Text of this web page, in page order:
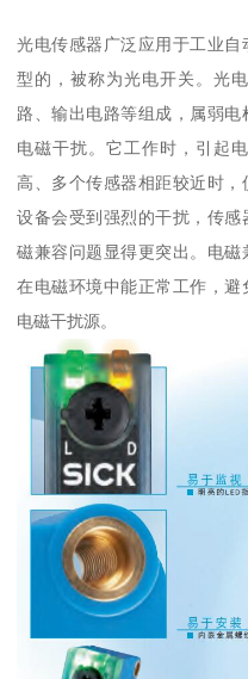
光电传感器广泛应用于工业
型的，被称为光电开关。光
路、输出电路等组成，属弱
电磁干扰。它工作时，引起
高、多个传感器相距较近时
设备会受到强烈的干扰，传
磁兼容问题显得更突出。电
在电磁环境中能正常工作，
电磁干扰源。